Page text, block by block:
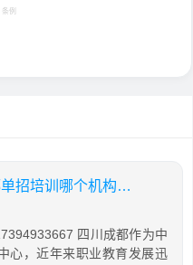
条例
单招培训机构四川成都，成都单招培训哪个机构最好
四川成都作为中
心，近年来职业教育发展迅